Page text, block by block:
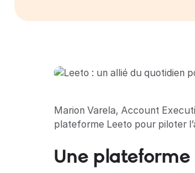
Marion Varela, Account
plateforme Leeto pour piloter
Une